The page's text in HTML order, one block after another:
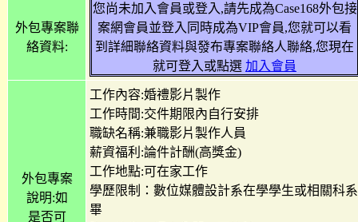
外包專案聯
絡資料:
您尚未加入會員或登入,請先成為Case168外包接
案網會員並登入同時成為VIP會員,您就可以看
到詳細聯絡資料與發布專案聯絡人聯絡,您現在
就可登入或點選 加入會員
外包專案
說明:如
是否可
工作內容:婚禮影片製作
工作時間:交件期限內自行安排
職缺名稱:兼職影片製作人員
薪資福利:論件計酬(高獎金)
工作地點:可在家工作
學歷限制：數位媒體設計系在學學生或相關科系
畢